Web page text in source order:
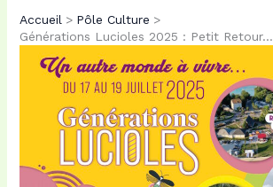
Accueil
Pôle Culture
Générations Lucioles 2025 : Petit Retour…